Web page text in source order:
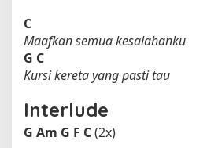
C
Maafkan semua kesalahanku
G C
Kursi kereta yang pasti tau
Interlude
G Am G F C(2x)